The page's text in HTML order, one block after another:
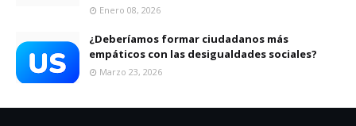
Enero 08, 2026
¿Deberíamos formar ciudadanos más
empáticos con las desigualdades sociales?
Marzo 23, 2026